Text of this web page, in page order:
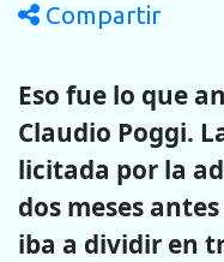
Compartir
Eso fue lo que
Claudio Poggi.
licitada por la
dos meses
iba a dividir en